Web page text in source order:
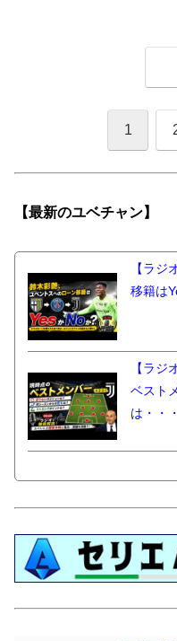
1
【最新のユベチャン】
【ラジ
移籍は
【ラジ
ベスト
は・・・